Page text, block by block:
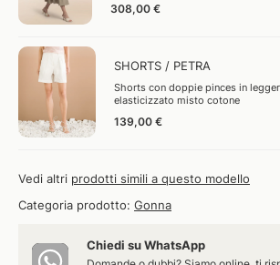
308,00 €
SHORTS / PETRA
Shorts con doppie pinces in
elasticizzato misto cotone
139,00 €
Vedi altri prodotti simili a questo modello
Categoria prodotto: Gonna
Chiedi su WhatsApp